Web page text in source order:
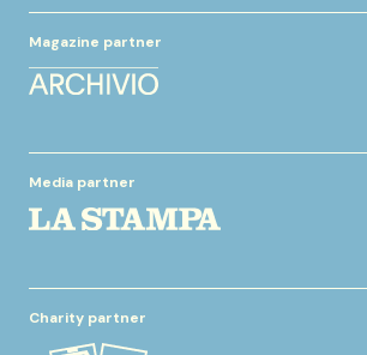
Magazine partner
Media partner
Charity partner